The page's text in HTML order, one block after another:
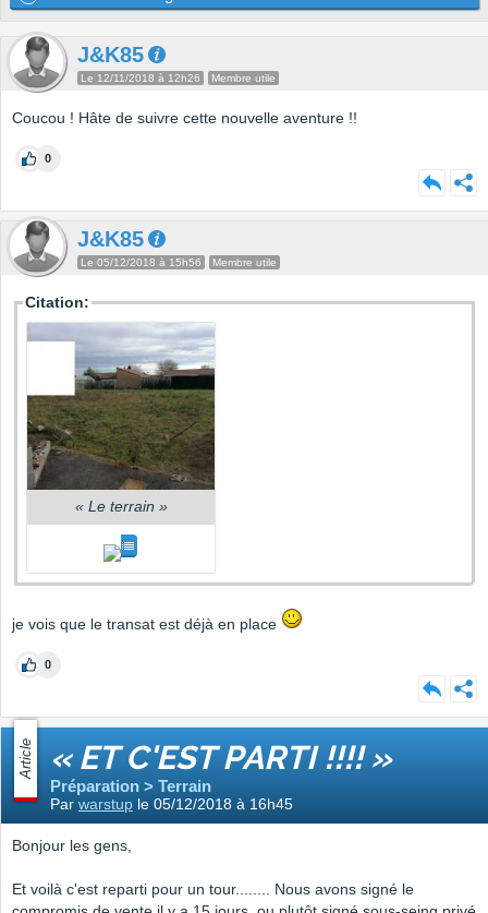
J&K85
Le 12/11/2018 à 12h26 Membre utile
Coucou ! Hâte de suivre cette nouvelle aventure !!
0
J&K85
Le 05/12/2018 à 15h56 Membre utile
Citation:
« Le terrain »
je vois que le transat est déjà en place
0
Article « ET C'EST PARTI !!!! »
Préparation > Terrain
Par warstup le 05/12/2018 à 16h45
Bonjour les gens,
Et voilà c'est reparti pour un tour........ Nous avons signé le